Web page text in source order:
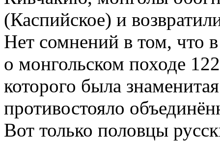
(Каспийское) и
Нет сомнений в том, что
о монгольском походе
которого была
противостояло
Вот только половцы